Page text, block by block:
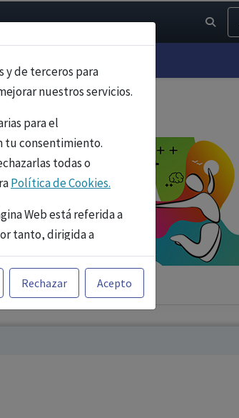
y de terceros para
nuestros servicios.
para el
tu consentimiento.
todas o
Política de Cookies.
Web está referida a
tanto, dirigida a
para
con ejercicio
los fármacos se facilita
responsabilidad de
Rechazar Acepto